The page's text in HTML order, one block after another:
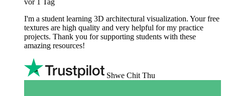
I'm a student learning 3D architectural visualization. Your free
textures are high quality and very helpful for my practice
projects. Thank you for supporting students with these
amazing resources!
Shwe Chit Thu